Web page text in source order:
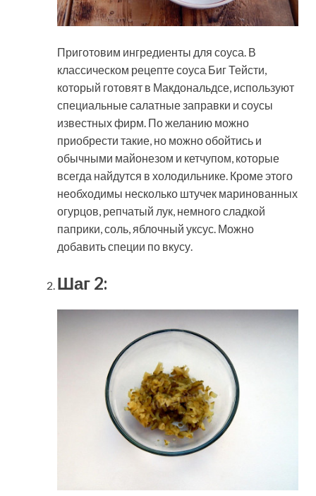
Приготовим ингредиенты для соуса. В
классическом рецепте соуса Биг Тейсти,
который готовят в Макдональдсе, используют
специальные салатные заправки и соусы
известных фирм. По желанию можно
приобрести такие, но можно обойтись и
обычными майонезом и кетчупом, которые
всегда найдутся в холодильнике. Кроме этого
необходимы несколько штучек маринованных
огурцов, репчатый лук, немного сладкой
паприки, соль, яблочный уксус. Можно
добавить специи по вкусу.
Шаг 2: